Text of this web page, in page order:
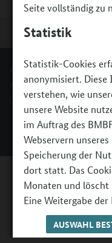
Seite vollständig zu
Statistik
Statistik-Cookies
anonymisiert. Diese
verstehen, wie
unsere Website
im Auftrag des
Webservern
Speicherung der
dort statt. Das
Monaten und löscht
Eine Weitergabe
AUSWAHL
© Bundesministerium für
Kontakt
Impressum
Barriere melden